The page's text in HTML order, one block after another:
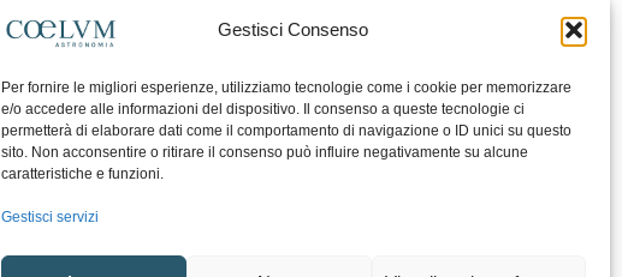
Gestisci Consenso
Per fornire le migliori esperienze, utilizziamo tecnologie come i cookie per memorizzare
e/o accedere alle informazioni del dispositivo. Il consenso a queste tecnologie ci
permetterà di elaborare dati come il comportamento di navigazione o ID unici su questo
sito. Non acconsentire o ritirare il consenso può influire negativamente su alcune
caratteristiche e funzioni.
Gestisci servizi
Articoli e Risorse On-Line
Il Blog della Redazione